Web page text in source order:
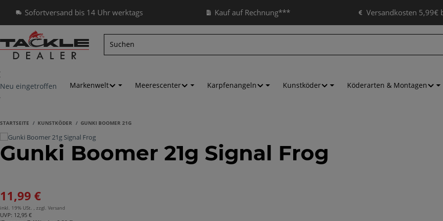
Sofortversand bis 14 Uhr werktags Kauf auf Rechnung*** Versandkosten 5,99€
Neu eingetroffen Markenwelt Meerescenter Karpfenangeln Kunstköder Köderarten & Montagen
STARTSEITE KUNSTKÖDER GUNKI BOOMER 21G
Gunki Boomer 21g Signal Frog
11,99 €
inkl. 19% USt. , zzgl. Versand
UVP: 12,95 €